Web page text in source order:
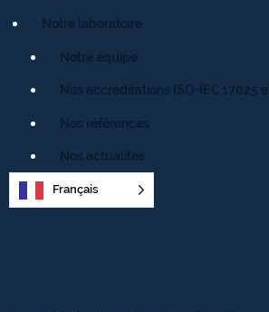
Notre laboratoire
Notre équipe
Nos accréditations ISO-IEC 17025
Nos références
Nos actualités
Français